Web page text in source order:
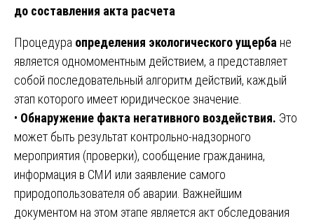
до составления акта расчета
Процедура определения экологического ущерба не
является одномоментным действием, а представляет
собой последовательный алгоритм действий, каждый
этап которого имеет юридическое значение.
• Обнаружение факта негативного воздействия. Это
может быть результат контрольно-надзорного
мероприятия (проверки), сообщение гражданина,
информация в СМИ или заявление самого
природопользователя об аварии. Важнейшим
документом на этом этапе является акт обследования